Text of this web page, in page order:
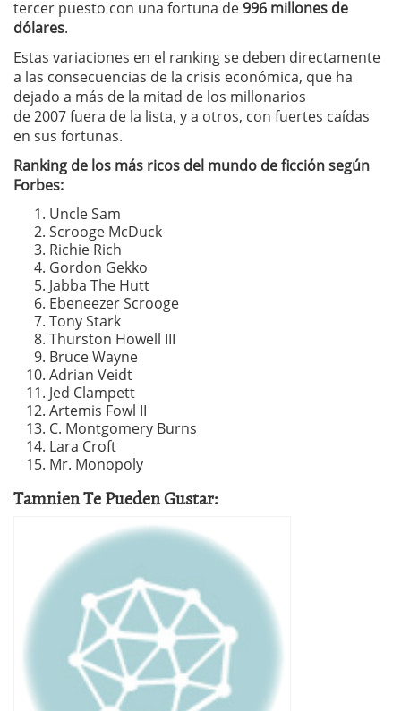
tercer puesto con una fortuna de996 millones de
dólares.
Estas variaciones en el ranking se deben directamente
a las consecuencias de la crisis económica, que ha
dejado a más de la mitad de los millonarios
de 2007 fuera de la lista, y a otros, con fuertes caídas
en sus fortunas.
Ranking de los más ricos del mundo de ficción según
Forbes:
Uncle Sam
Scrooge McDuck
Richie Rich
Gordon Gekko
Jabba The Hutt
Ebeneezer Scrooge
Tony Stark
Thurston Howell III
Bruce Wayne
Adrian Veidt
Jed Clampett
Artemis Fowl II
C. Montgomery Burns
Lara Croft
Mr. Monopoly
Tamnien Te Pueden Gustar: